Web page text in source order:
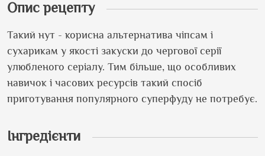
Опис рецепту
Такий нут - корисна альтернатива чіпсам і
сухарикам у якості закуски до чергової серії
улюбленого серіалу. Тим більше, що особливих
навичок і часових ресурсів такий спосіб
приготування популярного суперфуду не потребує.
Інгредієнти